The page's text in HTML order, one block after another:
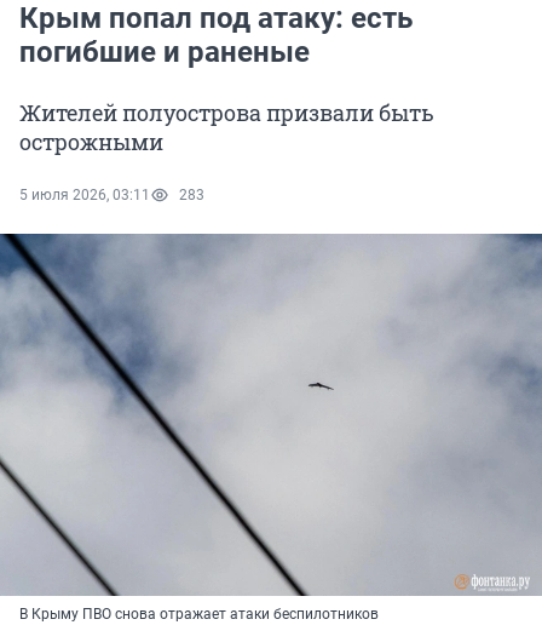
Крым попал под атаку: есть
погибшие и раненые
Жителей полуострова призвали быть
острожными
5 июля 2026, 03:11 283
В Крыму ПВО снова отражает атаки беспилотников